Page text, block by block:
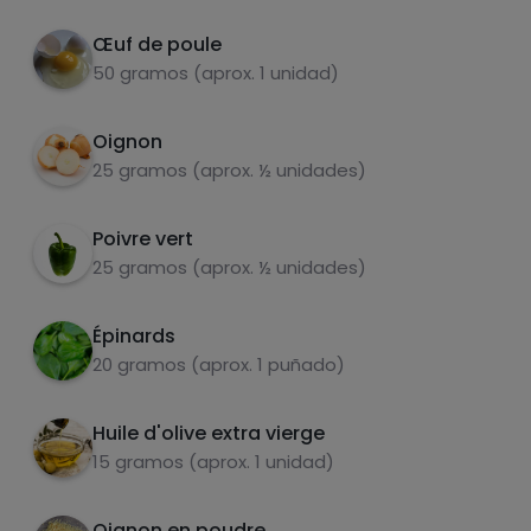
Œuf de poule
50 gramos (aprox. 1 unidad)
Oignon
25 gramos (aprox. ½ unidades)
Poivre vert
25 gramos (aprox. ½ unidades)
Épinards
20 gramos (aprox. 1 puñado)
Huile d'olive extra vierge
15 gramos (aprox. 1 unidad)
d'oignon.
5 Pendant que le tout est mixé, ajouter le
cuillère à café de poudre d'oignon dans un
verre.
6
Verser la sauce dans la casserole, mélanger
et servir.
sucres
graisses